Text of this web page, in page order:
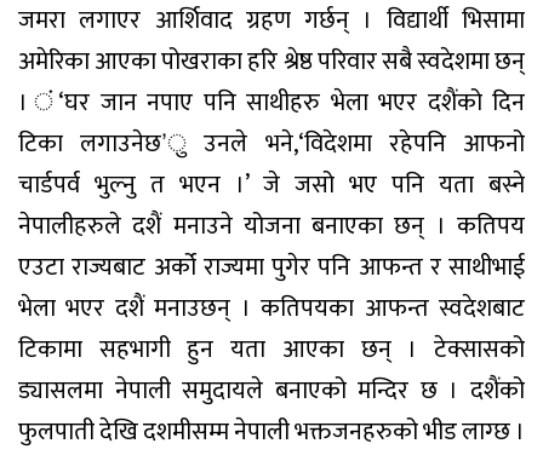
जमरा लगाएर आर्शिवाद ग्रहण गर्छन् । विद्यार्थी भिसामा
अमेरिका आएका पोखराका हरि श्रेष्ठ परिवार सबै स्वदेशमा छन्
। ं‘घर जान नपाए पनि साथीहरु भेला भएर दशैंको दिन
टिका लगाउनेछ’ु उनले भने,‘विदेशमा रहेपनि आफनो
चार्डपर्व भुल्नु त भएन ।’ जे जसो भए पनि यता बस्ने
नेपालीहरुले दशैं मनाउने योजना बनाएका छन् । कतिपय
एउटा राज्यबाट अर्को राज्यमा पुगेर पनि आफन्त र साथीभाई
भेला भएर दशैं मनाउछन् । कतिपयका आफन्त स्वदेशबाट
टिकामा सहभागी हुन यता आएका छन् । टेक्सासको
ड्यासलमा नेपाली समुदायले बनाएको मन्दिर छ । दशैंको
फुलपाती देखि दशमीसम्म नेपाली भक्तजनहरुको भीड लाग्छ ।